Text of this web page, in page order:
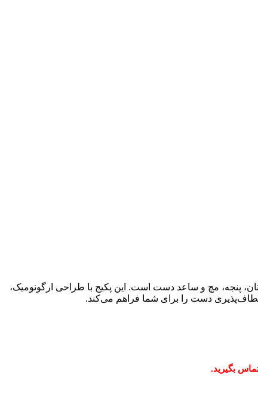
پنجه، مچ و ساعد دست است. این پکیج با طراحی ارگونومیک،
دست را برای شما فراهم می‌کند.